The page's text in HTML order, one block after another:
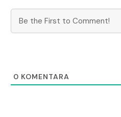
0 KOMENTARA